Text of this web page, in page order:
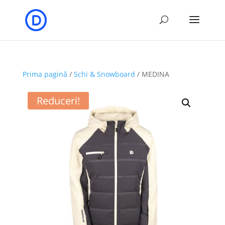
Prima pagină / Schi & Snowboard / MEDINA
Reduceri!